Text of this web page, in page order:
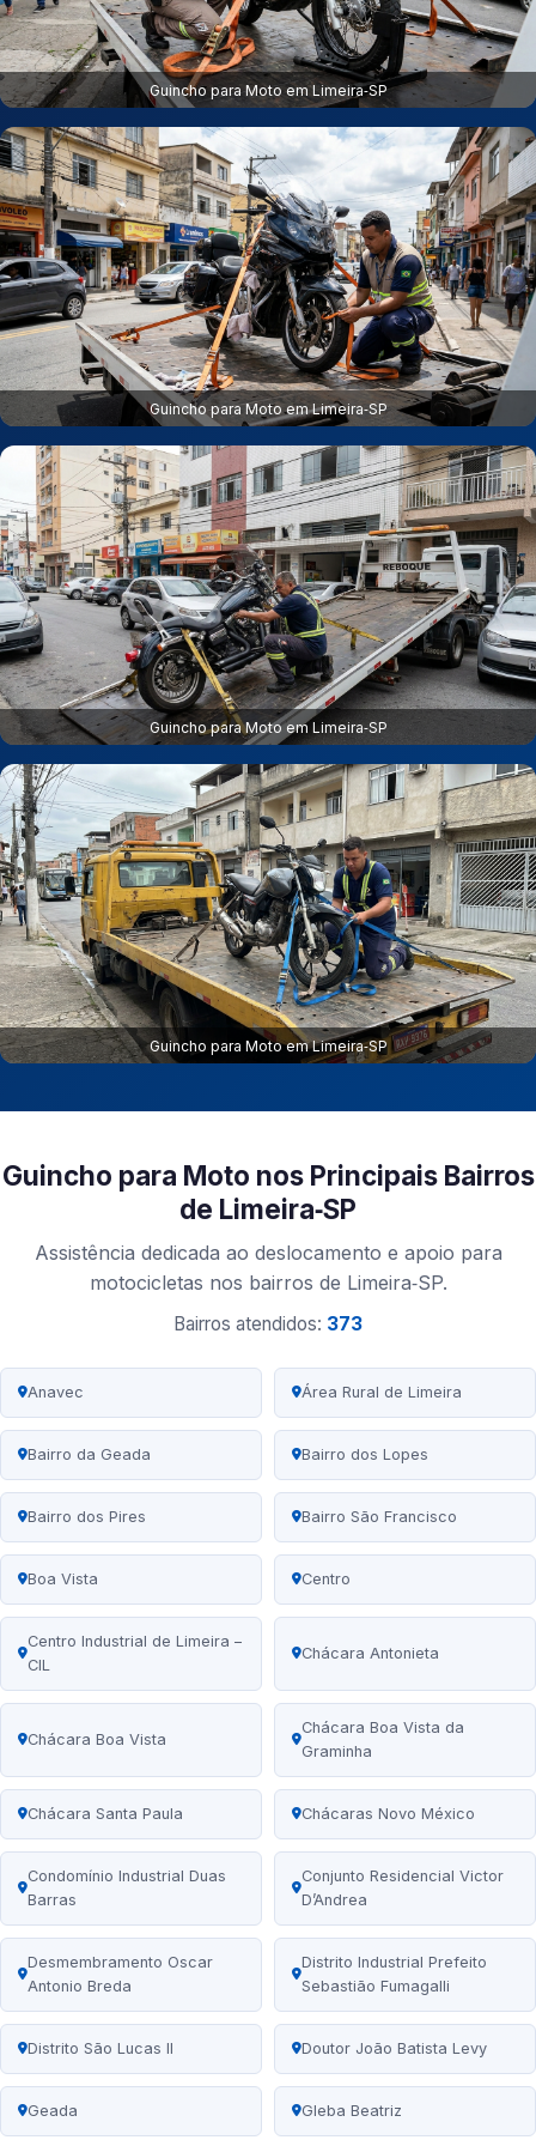
Guincho para Moto em Limeira‑SP
Guincho para Moto em Limeira‑SP
Guincho para Moto em Limeira‑SP
Guincho para Moto em Limeira‑SP
Guincho para Moto nos Principais Bairros
de Limeira‑SP
Assistência dedicada ao deslocamento e apoio para
motocicletas nos bairros de Limeira‑SP.
Bairros atendidos: 373
Anavec Área Rural de Limeira
Bairro da Geada Bairro dos Lopes
Bairro dos Pires Bairro São Francisco
Boa Vista Centro
Centro Industrial de Limeira –
CIL
Chácara Antonieta
Chácara Boa Vista
Chácara Boa Vista da
Graminha
Chácara Santa Paula Chácaras Novo México
Condomínio Industrial Duas
Barras
Conjunto Residencial Victor
D’Andrea
Desmembramento Oscar
Antonio Breda
Distrito Industrial Prefeito
Sebastião Fumagalli
Distrito São Lucas II Doutor João Batista Levy
Geada Gleba Beatriz